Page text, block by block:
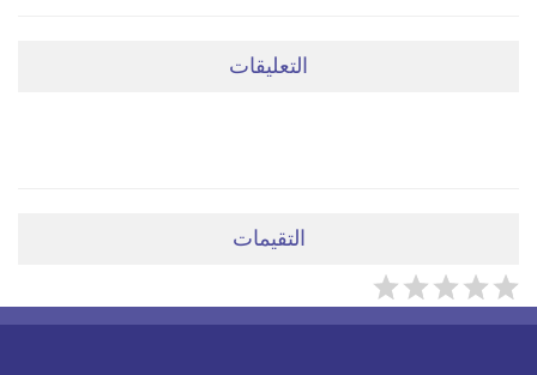
التعليقات
التقيمات